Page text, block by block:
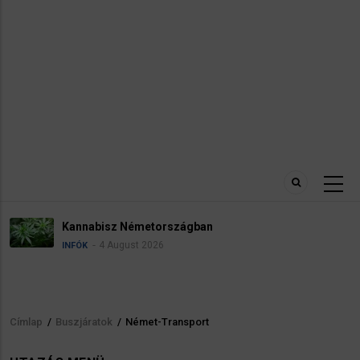
Kannabisz Németországban
INFÓK 4 August 2026
Morzsa
Címlap / Buszjáratok / Német-Transport